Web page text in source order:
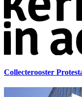
Collecterooster